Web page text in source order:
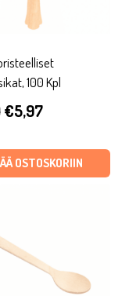
100 Kpl
Alkuperäinen
oli:
€5,97Nykyinen
on:
OSTOSKORIIN